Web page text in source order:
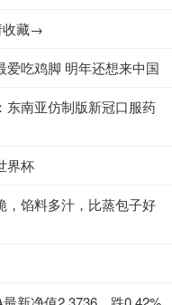
收藏→
吃鸡脚 明年还想来中国
东南亚仿制版新冠口服药
界杯
，馅料多汁，比蒸包子好